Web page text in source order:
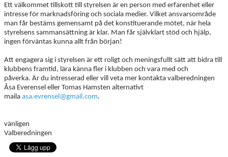
Ett välkommet tillskott till styrelsen är en person med erfarenhet eller
intresse för marknadsföring och sociala medier. Vilket ansvarsområde
man får bestäms gemensamt på det konstituerande mötet, när hela
styrelsens sammansättning är klar. Man får självklart stöd och hjälp,
ingen förväntas kunna allt från början!
Att engagera sig i styrelsen är ett roligt och meningsfullt sätt att bidra till
klubbens framtid, lära känna fler i klubben och vara med och
påverka. Är du intresserad eller vill veta mer kontakta valberedningen
Åsa Everensel eller Tomas Hamsten alternativt
maila asa.evrensel@gmail.com.
vänligen
Valberedningen